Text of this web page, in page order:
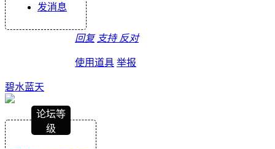
发消息
回复 支持 反对
使用道具 举报
碧水蓝天
论坛等
级